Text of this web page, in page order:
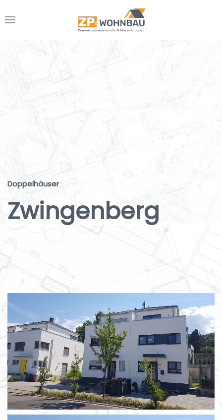
Doppelhäuser
Zwingenberg